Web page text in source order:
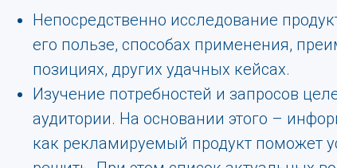
Непосредственно исследование
его пользе, способах применения,
позициях, других удачных кейсах.
Изучение потребностей и запросов
аудитории. На основании этого –
как рекламируемый продукт поможет